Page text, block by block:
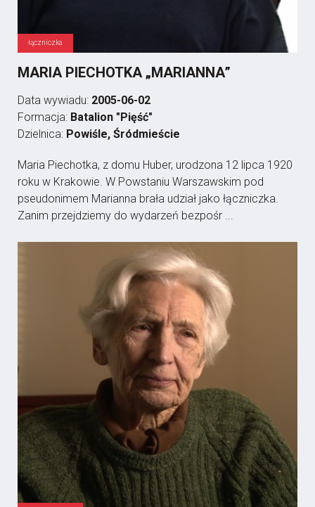
łączniczka
MARIA PIECHOTKA „MARIANNA”
Data wywiadu: 2005-06-02
Formacja: Batalion "Pięść"
Dzielnica: Powiśle, Śródmieście
Maria Piechotka, z domu Huber, urodzona 12 lipca 1920
roku w Krakowie. W Powstaniu Warszawskim pod
pseudonimem Marianna brała udział jako łączniczka.
Zanim przejdziemy do wydarzeń bezpośr ...